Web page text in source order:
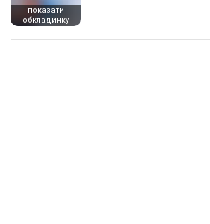
показати
обкладинку